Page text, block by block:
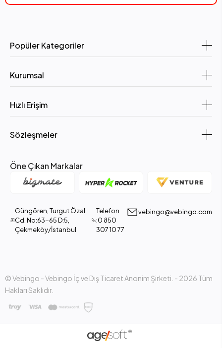
Popüler Kategoriler
Kurumsal
Hızlı Erişim
Sözleşmeler
Öne Çıkan Markalar
Güngören, Turgut Özal
Cd. No:63-65 D:5,
Çekmeköy/İstanbul
Telefon
:0 850
307 10 77
vebingo@vebingo.com
© Vebingo - Vebingo İç ve Dış Ticaret Anonim Şirketi. - 2026 Tüm
Hakları Saklıdır.